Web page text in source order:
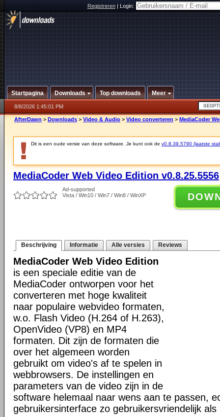
Registreren|Login:
Startpagina Downloads Top downloads Meer
8/8/2026 1:45:01 PM
AfterDawn > Downloads > Video & Audio > Video converteren > MediaCoder
Dit is een oude versie van deze software. Je kunt ook de v0.8.39.5790 (laatste
MediaCoder Web Video Edition v0.8.25.5556
Ad-supported
Vista / Win10 / Win7 / Win8 / WinXP
Beschrijving Informatie Alle versies Reviews
MediaCoder Web Video Edition
is een speciale editie van de
MediaCoder ontworpen voor het
converteren met hoge kwaliteit
naar populaire webvideo formaten,
w.o. Flash Video (H.264 of H.263),
OpenVideo (VP8) en MP4
formaten. Dit zijn de formaten die
over het algemeen worden
gebruikt om video's af te spelen in
webbrowsers. De instellingen en
parameters van de video zijn in de
software helemaal naar wens aan te passen,
gebruikersinterface zo gebruikersvriendelijk